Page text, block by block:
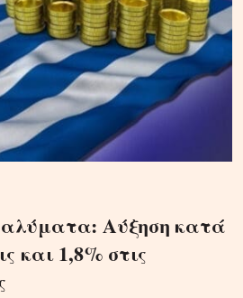
Αύξηση κατά
και 1,8% στις